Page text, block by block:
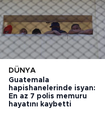
DÜNYA
Guatemala
hapishanelerinde isyan:
En az 7 polis memuru
hayatını kaybetti